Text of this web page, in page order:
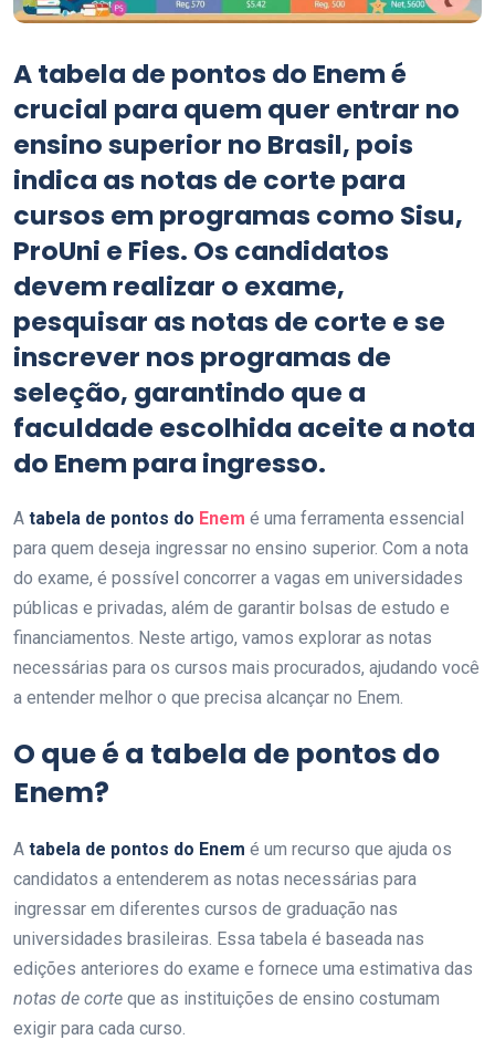
A tabela de pontos do Enem é
crucial para quem quer entrar no
ensino superior no Brasil, pois
indica as notas de corte para
cursos em programas como Sisu,
ProUni e Fies. Os candidatos
devem realizar o exame,
pesquisar as notas de corte e se
inscrever nos programas de
seleção, garantindo que a
faculdade escolhida aceite a nota
do Enem para ingresso.
A tabela de pontos do Enem é uma ferramenta essencial
para quem deseja ingressar no ensino superior. Com a nota
do exame, é possível concorrer a vagas em universidades
públicas e privadas, além de garantir bolsas de estudo e
financiamentos. Neste artigo, vamos explorar as notas
necessárias para os cursos mais procurados, ajudando você
a entender melhor o que precisa alcançar no Enem.
O que é a tabela de pontos do
Enem?
A tabela de pontos do Enem é um recurso que ajuda os
candidatos a entenderem as notas necessárias para
ingressar em diferentes cursos de graduação nas
universidades brasileiras. Essa tabela é baseada nas
edições anteriores do exame e fornece uma estimativa das
notas de corte que as instituições de ensino costumam
exigir para cada curso.